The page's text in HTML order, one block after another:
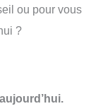
ou pour vous
?